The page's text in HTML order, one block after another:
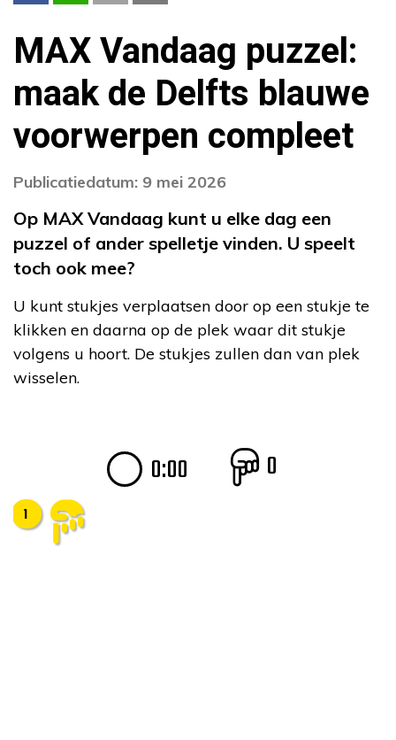
MAX Vandaag puzzel:
maak de Delfts blauwe
voorwerpen compleet
Publicatiedatum: 9 mei 2026
Op MAX Vandaag kunt u elke dag een
puzzel of ander spelletje vinden. U speelt
toch ook mee?
U kunt stukjes verplaatsen door op een stukje te
klikken en daarna op de plek waar dit stukje
volgens u hoort. De stukjes zullen dan van plek
wisselen.